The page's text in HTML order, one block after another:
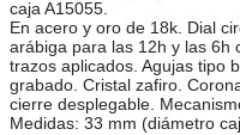
caja A15055.
En acero y oro de 18k. Dial
arábiga para las 12h y las 6h
trazos aplicados. Agujas tipo
grabado. Cristal zafiro.
cierre desplegable.
Medidas: 33 mm (diámetro